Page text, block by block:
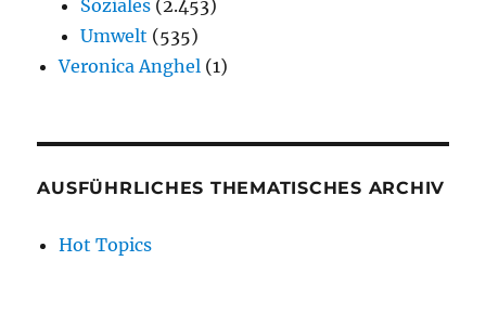
Soziales (2.453)
Umwelt (535)
Veronica Anghel (1)
AUSFÜHRLICHES THEMATISCHES ARCHIV
Hot Topics